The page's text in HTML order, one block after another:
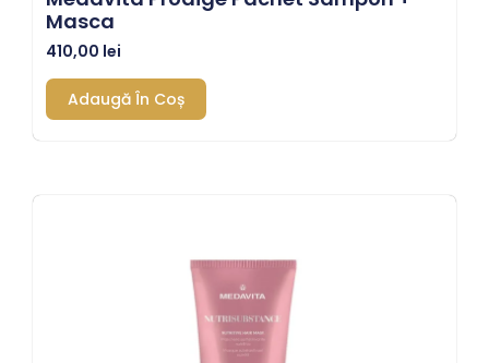
Masca
410,00 lei
Adaugă În Coș